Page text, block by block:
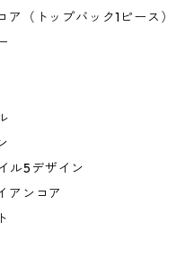
（トップバック1ピース）
ル5デザイン
アンコア